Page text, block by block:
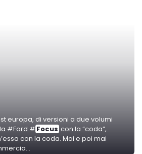
europa, di versioni a due volumi
#Ford # Focus con la “coda”,
con la coda. Mai e poi mai